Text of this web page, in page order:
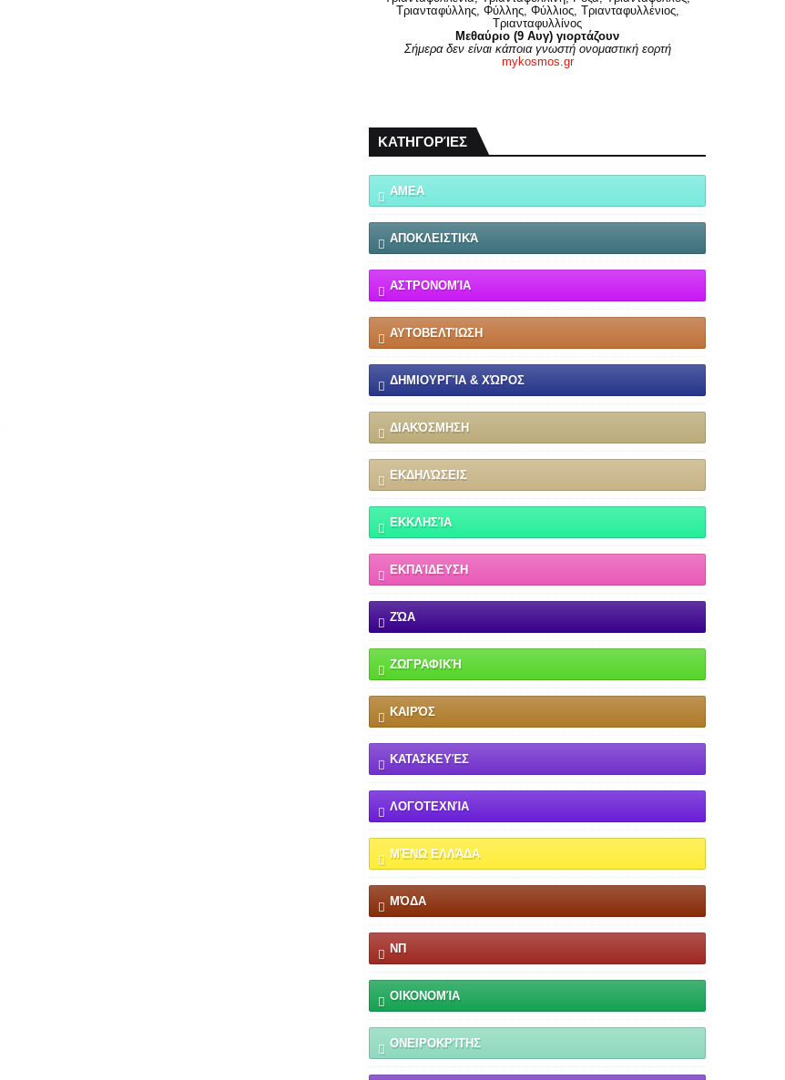
Τριανταφύλλης, Φύλλης, Φύλλιος, Τριανταφυλλένιος,
Τριανταφυλλίνος
Μεθαύριο (9 Αυγ) γιορτάζουν
Σήμερα δεν είναι κάποια γνωστή ονομαστική εορτή
mykosmos.gr
ΚΑΤΗΓΟΡΊΕΣ
ΑΜΕΑ
ΑΠΟΚΛΕΙΣΤΙΚΆ
ΑΣΤΡΟΝΟΜΊΑ
ΑΥΤΟΒΕΛΤΊΩΣΗ
ΔΗΜΙΟΥΡΓΊΑ & ΧΏΡΟΣ
ΔΙΑΚΌΣΜΗΣΗ
ΕΚΔΗΛΏΣΕΙΣ
ΕΚΚΛΗΣΊΑ
ΕΚΠΑΊΔΕΥΣΗ
ΖΏΑ
ΖΩΓΡΑΦΙΚΉ
ΚΑΙΡΌΣ
ΚΑΤΑΣΚΕΥΈΣ
ΛΟΓΟΤΕΧΝΊΑ
ΜΈΝΩ ΕΛΛΆΔΑ
ΜΌΔΑ
ΝΠ
ΟΙΚΟΝΟΜΊΑ
ΟΝΕΙΡΟΚΡΊΤΗΣ